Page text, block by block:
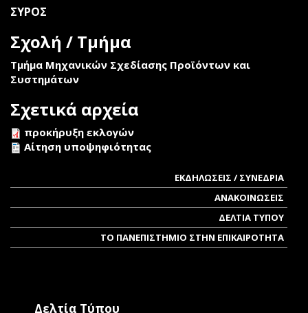
ΣΥΡΟΣ
Σχολή / Τμήμα
Τμήμα Μηχανικών Σχεδίασης Προϊόντων και
Συστημάτων
Σχετικά αρχεία
προκήρυξη εκλογών
Αίτηση υποψηφιότητας
ΕΚΔΗΛΩΣΕΙΣ / ΣΥΝΕΔΡΙΑ
ΑΝΑΚΟΙΝΩΣΕΙΣ
ΔΕΛΤΙΑ ΤΥΠΟΥ
ΤΟ ΠΑΝΕΠΙΣΤΗΜΙΟ ΣΤΗΝ ΕΠΙΚΑΙΡΟΤΗΤΑ
Δελτία Τύπου